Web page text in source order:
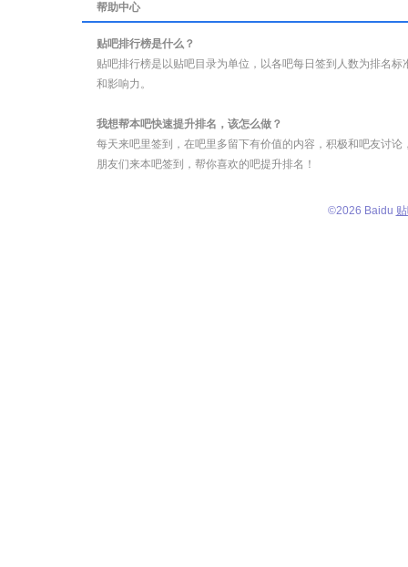
帮助中心
贴吧排行榜是什么？
贴吧排行榜是以贴吧目录为单位，以各吧每日签到人数为排名
和影响力。
我想帮本吧快速提升排名，该怎么做？
每天来吧里签到，在吧里多留下有价值的内容，积极和吧友讨
朋友们来本吧签到，帮你喜欢的吧提升排名！
©2026 Baidu